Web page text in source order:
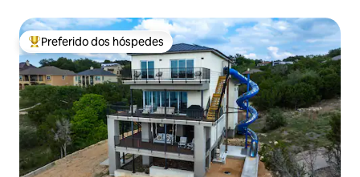
Entre os melhores preferidos dos hóspedes
Preferido dos hóspedes